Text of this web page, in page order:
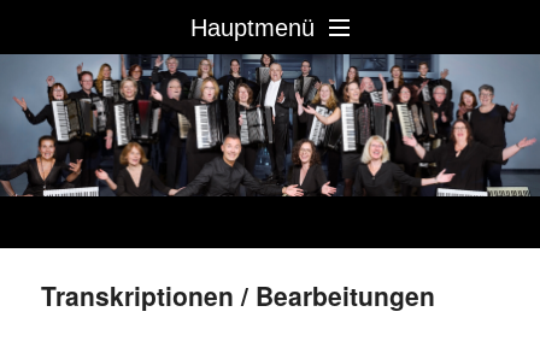
Zum Inhalt wechseln
Zum sekundären Inhalt wechseln
Hauptmenü
Transkriptionen / Bearbeitungen